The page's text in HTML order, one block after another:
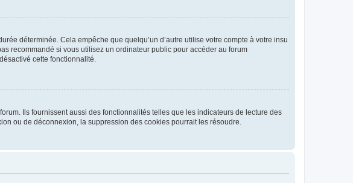
déterminée. Cela empêche que quelqu’un d’autre utilise votre compte à votre insu
recommandé si vous utilisez un ordinateur public pour accéder au forum
cette fonctionnalité.
Ils fournissent aussi des fonctionnalités telles que les indicateurs de lecture des
ou de déconnexion, la suppression des cookies pourrait les résoudre.